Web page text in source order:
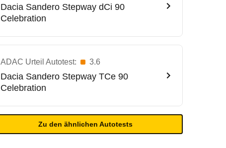
Dacia Sandero Stepway dCi 90
Celebration
ADAC Urteil Autotest: 3.6
Dacia Sandero Stepway TCe 90
Celebration
Zu den ähnlichen Autotests